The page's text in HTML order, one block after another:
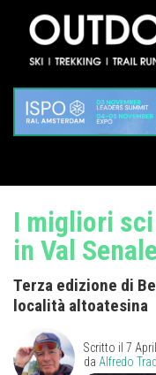
I migliori
in Val
Terza edizione di
località altoatesina
Scritto il 7
da Alfredo